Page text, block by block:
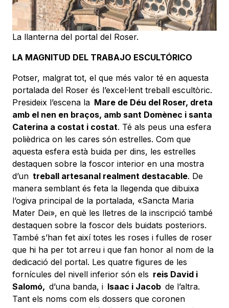
La llanterna del portal del Roser.
LA MAGNITUD DEL TRABAJO ESCULTÓRICO
Potser, malgrat tot, el que més valor té en aquesta
portalada del Roser és l’excel·lent treball escultòric.
Presideix l’escena la Mare de Déu del Roser, dreta
amb el nen en braços, amb sant Domènec i santa
Caterina a costat i costat. Té als peus una esfera
polièdrica on les cares són estrelles. Com que
aquesta esfera està buida per dins, les estrelles
destaquen sobre la foscor interior en una mostra
d’un treball artesanal realment destacable. De
manera semblant és feta la llegenda que dibuixa
l’ogiva principal de la portalada, «Sancta Maria
Mater Dei», en què les lletres de la inscripció també
destaquen sobre la foscor dels buidats posteriors.
També s’han fet així totes les roses i fulles de roser
que hi ha per tot arreu i que fan honor al nom de la
dedicació del portal. Les quatre figures de les
fornícules del nivell inferior són els reis David i
Salomó, d’una banda, i Isaac i Jacob de l’altra.
Tant els noms com els dossers que coronen